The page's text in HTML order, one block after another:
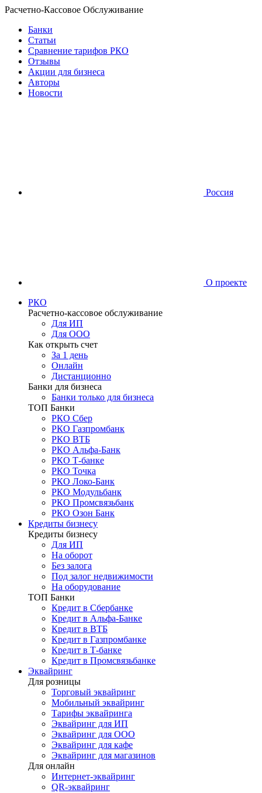
Расчетно-Кассовое Обслуживание
Банки
Статьи
Сравнение тарифов РКО
Отзывы
Акции для бизнеса
Авторы
Новости
Россия
О проекте
РКО
Расчетно-кассовое обслуживание
Для ИП
Для ООО
Как открыть счет
За 1 день
Онлайн
Дистанционно
Банки для бизнеса
Банки только для бизнеса
ТОП Банки
РКО Сбер
РКО Газпромбанк
РКО ВТБ
РКО Альфа-Банк
РКО Т-банке
РКО Точка
РКО Локо-Банк
РКО Модульбанк
РКО Промсвязьбанк
РКО Озон Банк
Кредиты бизнесу
Кредиты бизнесу
Для ИП
На оборот
Без залога
Под залог недвижимости
На оборудование
ТОП Банки
Кредит в Сбербанке
Кредит в Альфа-Банке
Кредит в ВТБ
Кредит в Газпромбанке
Кредит в Т-банке
Кредит в Промсвязьбанке
Эквайринг
Для розницы
Торговый эквайринг
Мобильный эквайринг
Тарифы эквайринга
Эквайринг для ИП
Эквайринг для ООО
Эквайринг для кафе
Эквайринг для магазинов
Для онлайн
Интернет-эквайринг
QR-эквайринг